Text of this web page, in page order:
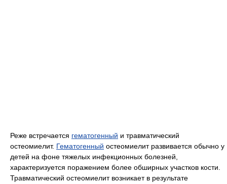
Реже встречается гематогенный и травматический
остеомиелит. Гематогенный остеомиелит развивается обычно у
детей на фоне тяжелых инфекционных болезней,
характеризуется поражением более обширных участков кости.
Травматический остеомиелит возникает в результате